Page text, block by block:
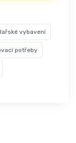
vybavení
potřeby